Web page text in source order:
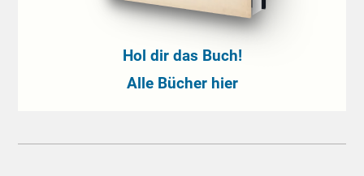
Hol dir das Buch!
Alle Bücher hier